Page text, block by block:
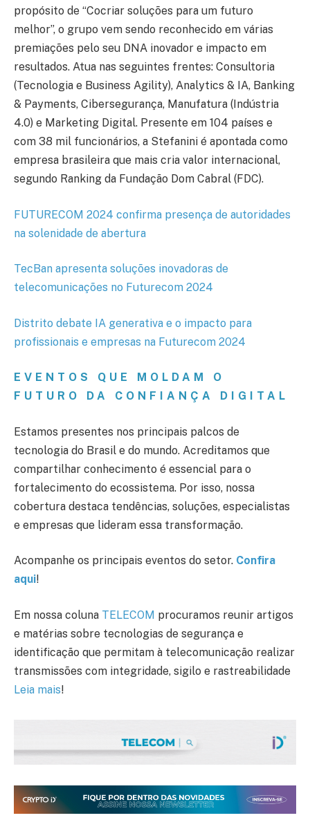
propósito de “Cocriar soluções para um futuro
melhor”, o grupo vem sendo reconhecido em várias
premiações pelo seu DNA inovador e impacto em
resultados. Atua nas seguintes frentes: Consultoria
(Tecnologia e Business Agility), Analytics & IA, Banking
& Payments, Cibersegurança, Manufatura (Indústria
4.0) e Marketing Digital. Presente em 104 países e
com 38 mil funcionários, a Stefanini é apontada como
empresa brasileira que mais cria valor internacional,
segundo Ranking da Fundação Dom Cabral (FDC).
FUTURECOM 2024 confirma presença de autoridades
na solenidade de abertura
TecBan apresenta soluções inovadoras de
telecomunicações no Futurecom 2024
Distrito debate IA generativa e o impacto para
profissionais e empresas na Futurecom 2024
EVENTOS QUE MOLDAM O
FUTURO DA CONFIANÇA DIGITAL
Estamos presentes nos principais palcos de
tecnologia do Brasil e do mundo. Acreditamos que
compartilhar conhecimento é essencial para o
fortalecimento do ecossistema. Por isso, nossa
cobertura destaca tendências, soluções, especialistas
e empresas que lideram essa transformação.
Acompanhe os principais eventos do setor. Confira
aqui!
Em nossa coluna TELECOM procuramos reunir artigos
e matérias sobre tecnologias de segurança e
identificação que permitam à telecomunicação realizar
transmissões com integridade, sigilo e rastreabilidade
Leia mais!